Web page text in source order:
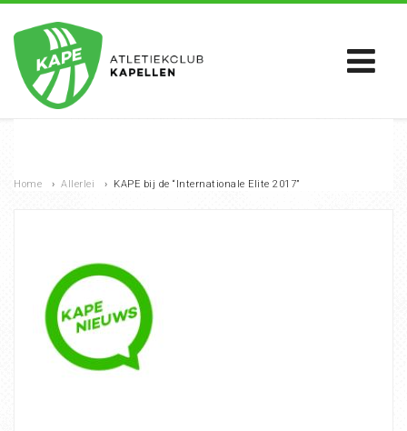
Home › Allerlei › KAPE bij de “Internationale Elite 2017”